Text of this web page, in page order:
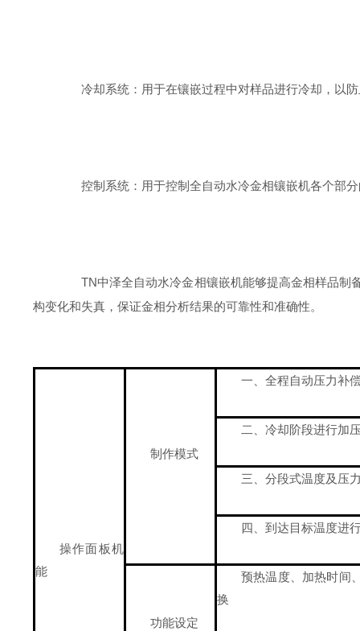
冷却系统：用于在镶嵌过程中对样品进行冷却，以防
控制系统：用于控制全自动水冷金相镶嵌机各个部分
TN中泽全自动水冷金相镶嵌机能够提高金相样品制
构变化和失真，保证金相分析结果的可靠性和准确性。
操作面板机
能
制作模式
一、全程自动压力补
二、冷却阶段进行加
三、分段式温度及压
四、到达目标温度进
功能设定
预热温度、加热时间
换